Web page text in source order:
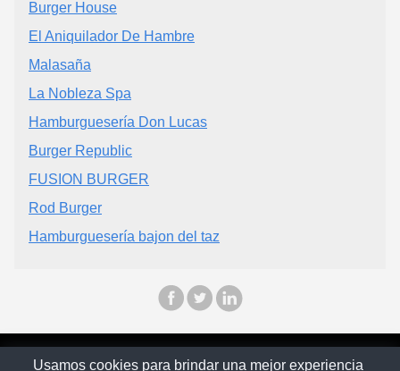
Burger House
El Aniquilador De Hambre
Malasaña
La Nobleza Spa
Hamburguesería Don Lucas
Burger Republic
FUSION BURGER
Rod Burger
Hamburguesería bajon del taz
© Chilopina 2026
Usamos cookies para brindar una mejor experiencia